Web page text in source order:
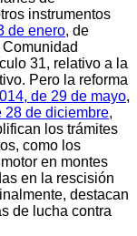
instrumentos
de enero, de
31, relativo a la
Pero la reforma
de 29 de mayo,
28 de diciembre,
los trámites
como los
en montes
en la rescisión
destacan
de lucha contra